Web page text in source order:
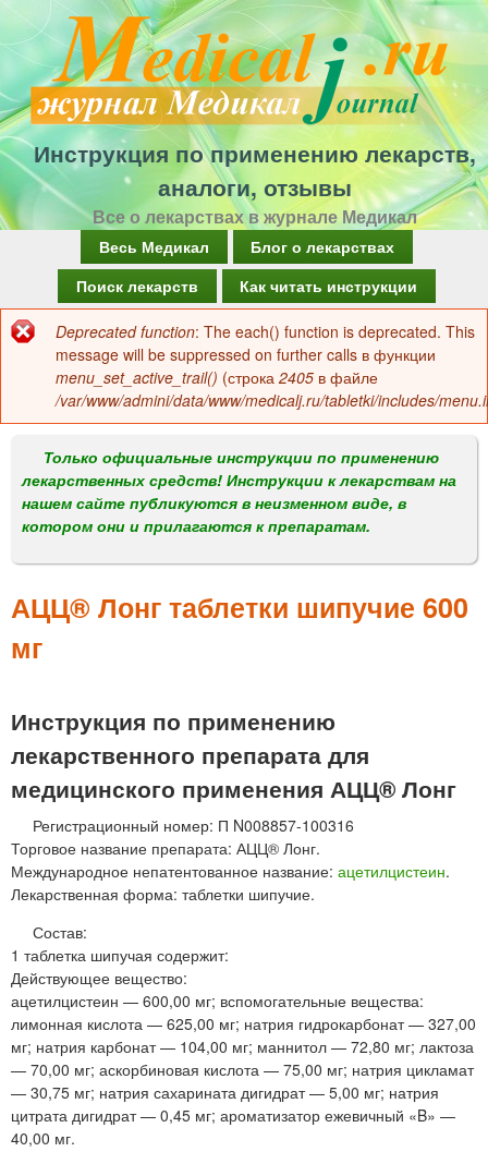
Перейти
к
основному
содержанию
Инструкция по применению лекарств,
аналоги, отзывы
Все о лекарствах в журнале Медикал
а
в
о
м
е
н
Весь Медикал
Блог о лекарствах
Поиск лекарств
Как читать инструкции
Сообщение
об
ошибке
Deprecated function: The each() function is deprecated. This
message will be suppressed on further calls в функции
menu_set_active_trail() (строка 2405 в файле
/var/www/admini/data/www/medicalj.ru/tabletki/includes/
Только официальные инструкции по применению
лекарственных средств! Инструкции к лекарствам на
нашем сайте публикуются в неизменном виде, в
котором они и прилагаются к препаратам.
АЦЦ® Лонг таблетки шипучие 600
мг
Инструкция по применению
лекарственного препарата для
медицинского применения АЦЦ® Лонг
Регистрационный номер: П N008857-100316
Торговое название препарата: АЦЦ® Лонг.
Международное непатентованное название: ацетилцистеин.
Лекарственная форма: таблетки шипучие.
Состав:
1 таблетка шипучая содержит:
Действующее вещество:
ацетилцистеин — 600,00 мг; вспомогательные вещества:
лимонная кислота — 625,00 мг; натрия гидрокарбонат — 327,00
мг; натрия карбонат — 104,00 мг; маннитол — 72,80 мг; лактоза
— 70,00 мг; аскорбиновая кислота — 75,00 мг; натрия цикламат
— 30,75 мг; натрия сахарината дигидрат — 5,00 мг; натрия
цитрата дигидрат — 0,45 мг; ароматизатор ежевичный «B» —
40,00 мг.